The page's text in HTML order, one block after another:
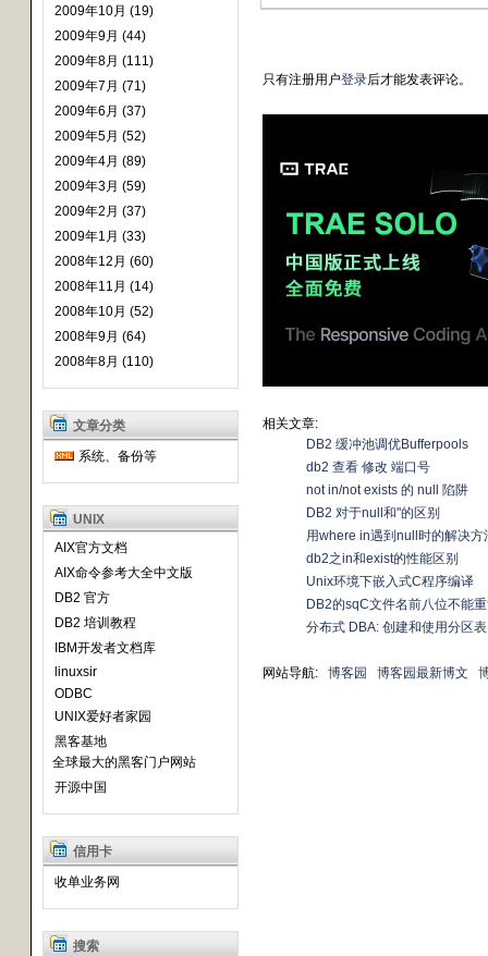
2009年10月 (19)
2009年9月 (44)
2009年8月 (111)
2009年7月 (71)
2009年6月 (37)
2009年5月 (52)
2009年4月 (89)
2009年3月 (59)
2009年2月 (37)
2009年1月 (33)
2008年12月 (60)
2008年11月 (14)
2008年10月 (52)
2008年9月 (64)
2008年8月 (110)
文章分类
系统、备份等
UNIX
AIX官方文档
AIX命令参考大全中文版
DB2 官方
DB2 培训教程
IBM开发者文档库
linuxsir
ODBC
UNIX爱好者家园
黑客基地
全球最大的黑客门户网站
开源中国
信用卡
收单业务网
搜索
只有注册用户登录后才能发表评论。
相关文章:
DB2 缓冲池调优Bufferpools
db2 查看 修改 端口号
not in/not exists 的 null 陷阱
DB2 对于null和''的区别
用where in遇到null时的解决方
db2之in和exist的性能区别
Unix环境下嵌入式C程序编译
DB2的sqC文件名前八位不能
分布式 DBA: 创建和使用分区表
网站导航: 博客园 博客园最新博文